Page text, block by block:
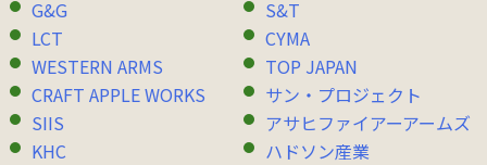
G&G
S&T
LCT
CYMA
WESTERN ARMS
TOP JAPAN
CRAFT APPLE WORKS
サン・プロジェクト
SIIS
アサヒファイアーアームズ
KHC
ハドソン産業